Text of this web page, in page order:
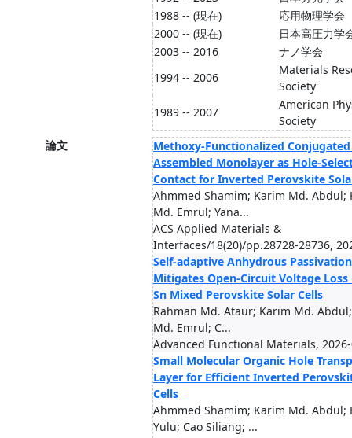
1988 -- (現在)
応用物理学会
2000 -- (現在)
日本高圧力学
2003 -- 2016
ナノ学会
1994 -- 2006
Materials
Society
1989 -- 2007
American
Society
論文
Methoxy-Functionalized Conjugated
Assembled Monolayer as Hole-
Contact for Inverted Perovskite
Ahmmed Shamim; Karim Md. Abdul;
Md. Emrul; Yana...
ACS Applied Materials &
Interfaces/18(20)/pp.28728-28736,
Self-adaptive Anhydrous Passivation
Mitigates Open-Circuit Voltage Loss
Sn Mixed Perovskite Solar Cells
Rahman Md. Ataur; Karim Md.
Md. Emrul; C...
Advanced Functional Materials,
Small Molecular Organic Hole
Layer for Efficient Inverted
Cells
Ahmmed Shamim; Karim Md. Abdul;
Yulu; Cao Siliang; ...